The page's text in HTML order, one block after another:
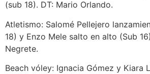
(sub 18). DT: Mario Orlando.
Atletismo: Salomé Pellejero
18) y Enzo Mele salto en alto (Sub
Negrete.
Beach vóley: Ignacia Gómez y Kiara